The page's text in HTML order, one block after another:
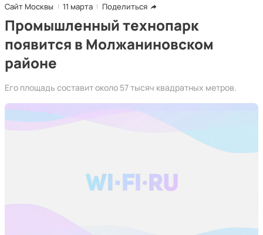
Сайт Москвы 11 марта Поделиться
Промышленный технопарк
появится в Молжаниновском
районе
Его площадь составит около 57 тысяч квадратных метров.